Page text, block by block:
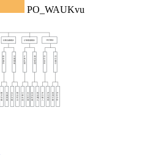
PO_WAUKvu